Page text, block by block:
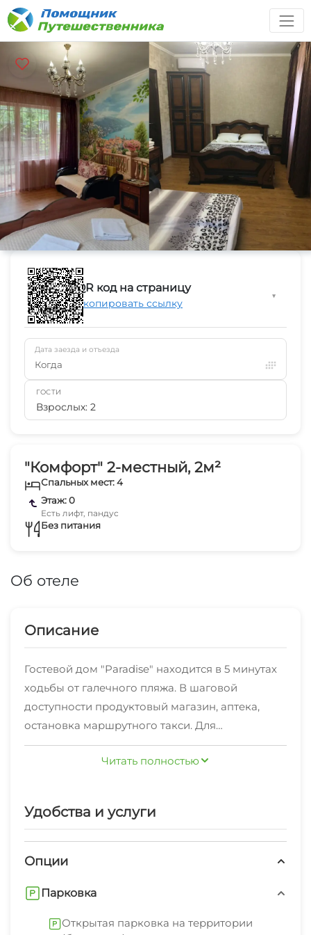
"Комфорт" 2-местный, 2м²
Спальных мест: 4
Этаж: 0
Есть лифт, пандус
Без питания
Об отеле
Описание
Гостевой дом "Paradise" находится в 5 минутах
ходьбы от галечного пляжа. В шаговой
доступности продуктовый магазин, аптека,
остановка маршрутного такси. Для
размещения гостям предлагаются 2х-6ти
местные номера. В номерах есть все
и летняя беседка, для детей детская площадка
сектора имеется полностью оборудованная
приготовить пищи. Для гостей, приехавших на
предоставляется трансфер. Встреча гостей по
Читать полностью
Удобства и услуги
Опции
Парковка
Открытая парковка на территории
QR код на страницу
Скопировать ссылку
▼
Дата заезда и отъезда
Когда
ГОСТИ
Взрослых: 2